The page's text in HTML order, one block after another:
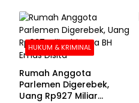
Buronan Segera
Menyerahkan Diri
HUKUM & KRIMINAL
Rumah Anggota
Parlemen Digerebek,
Uang Rp927 Miliar